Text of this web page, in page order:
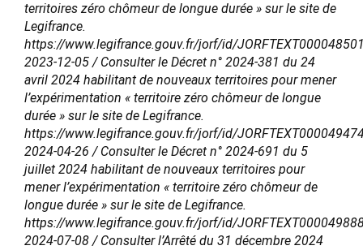
territoires zéro chômeur de longue durée » sur le site de
Legifrance.
https://www.legifrance.gouv.fr/jorf/id/
2023-12-05 / Consulter le Décret n° 2024-381 du 24
avril 2024 habilitant de nouveaux territoires pour mener
l’expérimentation « territoire zéro chômeur de longue
durée » sur le site de Legifrance.
https://www.legifrance.gouv.fr/jorf/id/
2024-04-26 / Consulter le Décret n° 2024-691 du 5
juillet 2024 habilitant de nouveaux territoires pour
mener l’expérimentation « territoire zéro chômeur de
longue durée » sur le site de Legifrance.
https://www.legifrance.gouv.fr/jorf/id/
2024-07-08 / Consulter l’Arrêté du 31 décembre 2024